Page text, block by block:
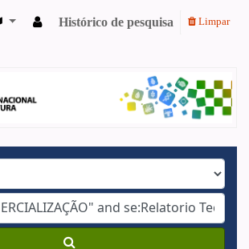
Histórico de pesquisa Limpar